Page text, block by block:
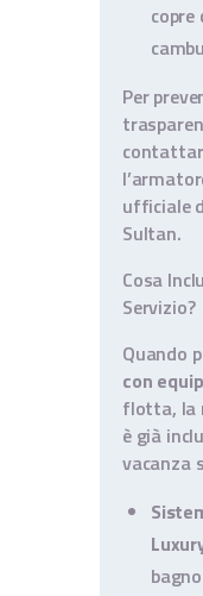
Per
ufficiale
Sultan.
Cosa
Servizio?
Quando
con
flotta, la
è già
vacanza